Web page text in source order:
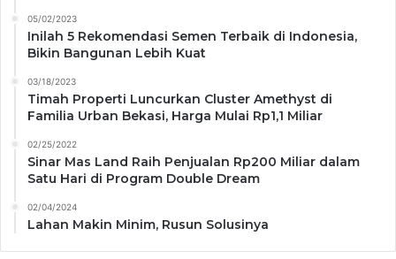
05/02/2023
Inilah 5 Rekomendasi Semen Terbaik di Indonesia,
Bikin Bangunan Lebih Kuat
03/18/2023
Timah Properti Luncurkan Cluster Amethyst di
Familia Urban Bekasi, Harga Mulai Rp1,1 Miliar
02/25/2022
Sinar Mas Land Raih Penjualan Rp200 Miliar dalam
Satu Hari di Program Double Dream
02/04/2024
Lahan Makin Minim, Rusun Solusinya